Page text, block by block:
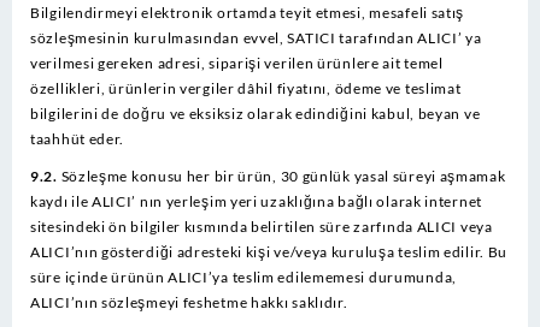
Bilgilendirmeyi elektronik ortamda teyit etmesi, mesafeli satış
sözleşmesinin kurulmasından evvel, SATICI tarafından ALICI’ ya
verilmesi gereken adresi, siparişi verilen ürünlere ait temel
özellikleri, ürünlerin vergiler dâhil fiyatını, ödeme ve teslimat
bilgilerini de doğru ve eksiksiz olarak edindiğini kabul, beyan ve
taahhüt eder.
9.2. Sözleşme konusu her bir ürün, 30 günlük yasal süreyi aşmamak
kaydı ile ALICI’ nın yerleşim yeri uzaklığına bağlı olarak internet
sitesindeki ön bilgiler kısmında belirtilen süre zarfında ALICI veya
ALICI’nın gösterdiği adresteki kişi ve/veya kuruluşa teslim edilir. Bu
süre içinde ürünün ALICI’ya teslim edilememesi durumunda,
ALICI’nın sözleşmeyi feshetme hakkı saklıdır.